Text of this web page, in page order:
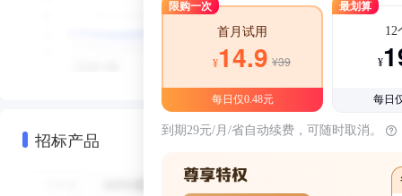
招标产品
限购一次
首月试用
¥14.9 ¥39
每日仅0.48元
最划算
12
¥
每日
到期29元/月/省自动续费，可随时取消。